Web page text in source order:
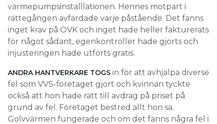
värmepumpsinstalllationen. Hennes motpart i
rättegången avfärdade varje påstående. Det fanns
inget krav på OVK och inget hade heller fakturerats
för något sådant, egenkontroller hade gjorts och
injusteringen hade utförts gratis.
ANDRA HANTVERKARE TOGS in för att avhjälpa diverse
fel som VVS-företaget gjort och kvinnan tyckte
också att hon hade rätt till avdrag på priset på
grund av fel. Företaget bestred allt hon sa.
Golvvärmen fungerade och om det fanns några fel i